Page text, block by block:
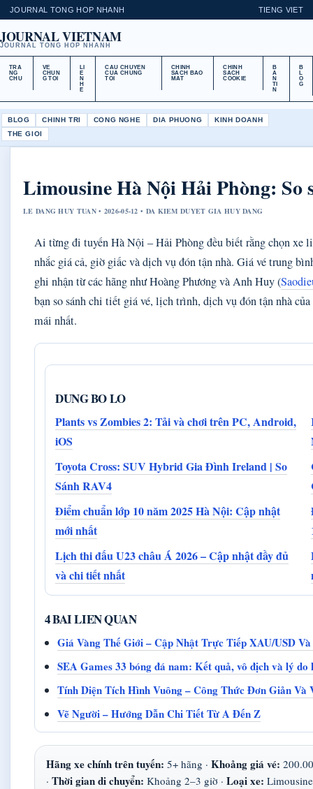
JOURNAL TONG HOP NHANH TIENG VIET
JOURNAL VIETNAM
JOURNAL TONG HOP NHANH
TRA
NG
CHU
VE
CHUN
G TOI
LI
E
N
H
E
CAU CHUYEN
CUA CHUNG
TOI
CHINH
SACH BAO
MAT
CHINH
SACH
COOKIE
B
A
N
TI
N
B
L
O
G
BLOG CHINH TRI CONG NGHE DIA PHUONG
KINH DOANH
THE GIOI
Limousine Hà Nội Hải Phòng: So
LE DANG HUY TUAN • 2026-05-12 • DA KIEM DUYET GIA HUY DANG
Ai từng đi tuyến Hà Nội – Hải Phòng đều biết rằng chọn xe
nhắc giá cả, giờ giấc và dịch vụ đón tận nhà. Giá vé trung
ghi nhận từ các hãng như Hoàng Phương và Anh Huy (
bạn so sánh chi tiết giá vé, lịch trình, dịch vụ đón tận nhà
mái nhất.
DUNG BO LO
Plants vs Zombies 2: Tải và chơi trên PC, Android,
iOS
Toyota Cross: SUV Hybrid Gia Đình Ireland | So
Sánh RAV4
Điểm chuẩn lớp 10 năm 2025 Hà Nội: Cập nhật
mới nhất
Lịch thi đấu U23 châu Á 2026 – Cập nhật đầy đủ
và chi tiết nhất
4 BAI LIEN QUAN
Giá Vàng Thế Giới – Cập Nhật Trực Tiếp XAU/USD
SEA Games 33 bóng đá nam: Kết quả, vô địch và lý do
Tính Diện Tích Hình Vuông – Công Thức Đơn Giản Và
Vẽ Người – Hướng Dẫn Chi Tiết Từ A Đến Z
Hãng xe chính trên tuyến: 5+ hãng · Khoảng giá vé:
· Thời gian di chuyển: Khoảng 2–3 giờ · Loại xe: